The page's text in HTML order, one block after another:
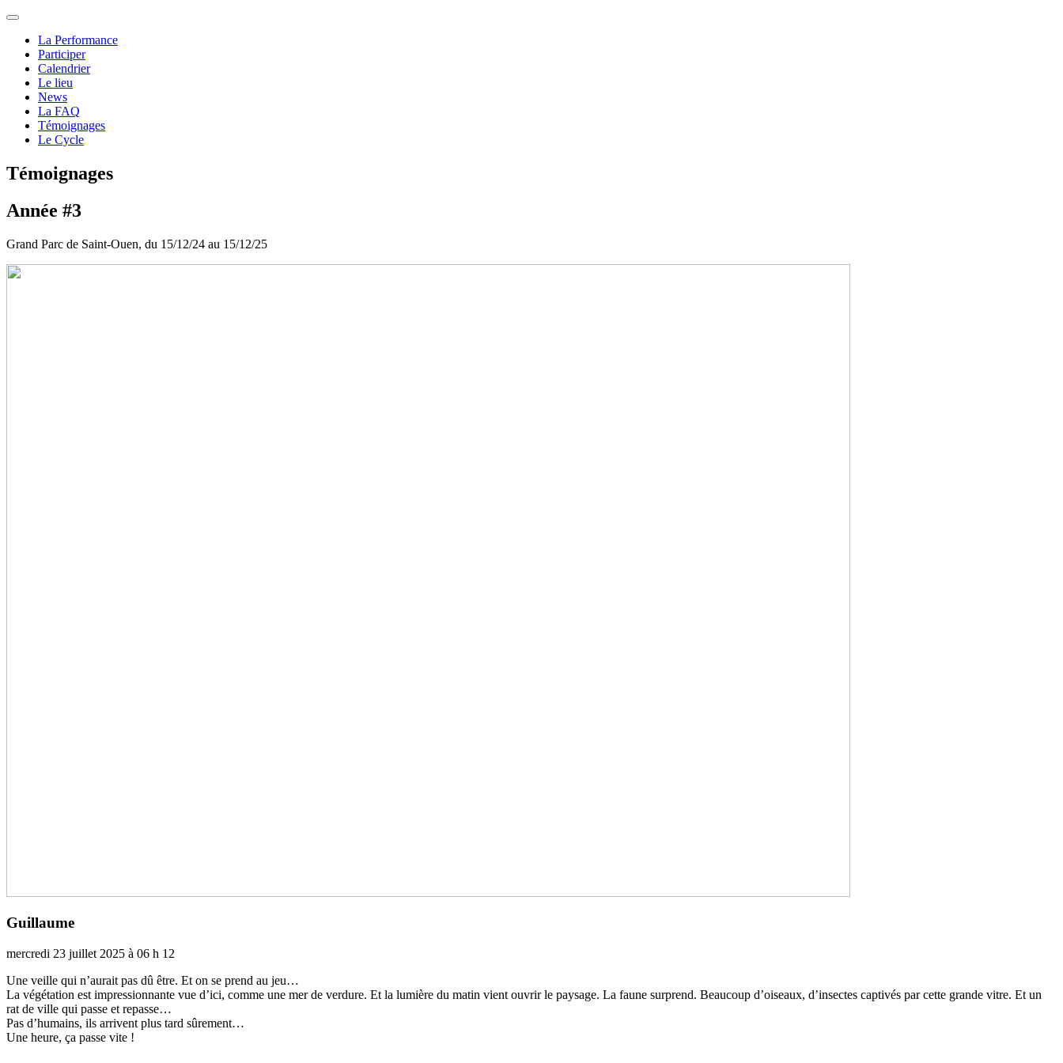
La Performance
Participer
Calendrier
Le lieu
News
La FAQ
Témoignages
Le Cycle
Témoignages
Année #3
Grand Parc de Saint-Ouen, du 15/12/24 au 15/12/25
Guillaume
mercredi 23 juillet 2025 à 06 h 12
Une veille qui n’aurait pas dû être. Et on se prend au jeu…
La végé­ta­tion est impres­sion­nante vue d’ici, comme une mer de ver­dure. Et la lumière du matin vient ouvrir le pay­sage. La faune sur­prend. Beaucoup d’oiseaux, d’insec­tes cap­ti­vés par cette grande vitre. Et un
rat de ville qui passe et repasse…
Pas d’humains, ils arri­vent plus tard sûre­ment…
Une heure, ça passe vite !